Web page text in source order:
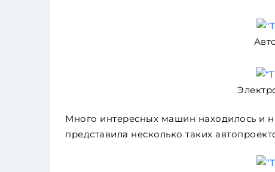
Много интересных машин находилось и
представила несколько таких